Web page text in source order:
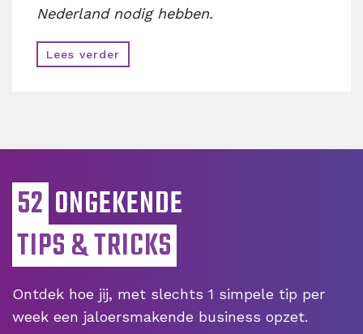
Nederland nodig hebben.
Lees verder
52 ONGEKENDE
TIPS & TRICKS
Ontdek hoe jij, met slechts 1 simpele tip per
week een jaloersmakende business opzet.